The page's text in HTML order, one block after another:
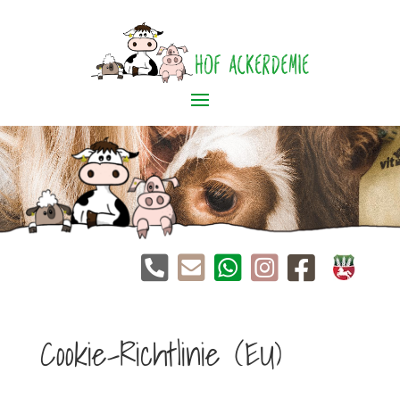





Cookie-Richtlinie (EU)